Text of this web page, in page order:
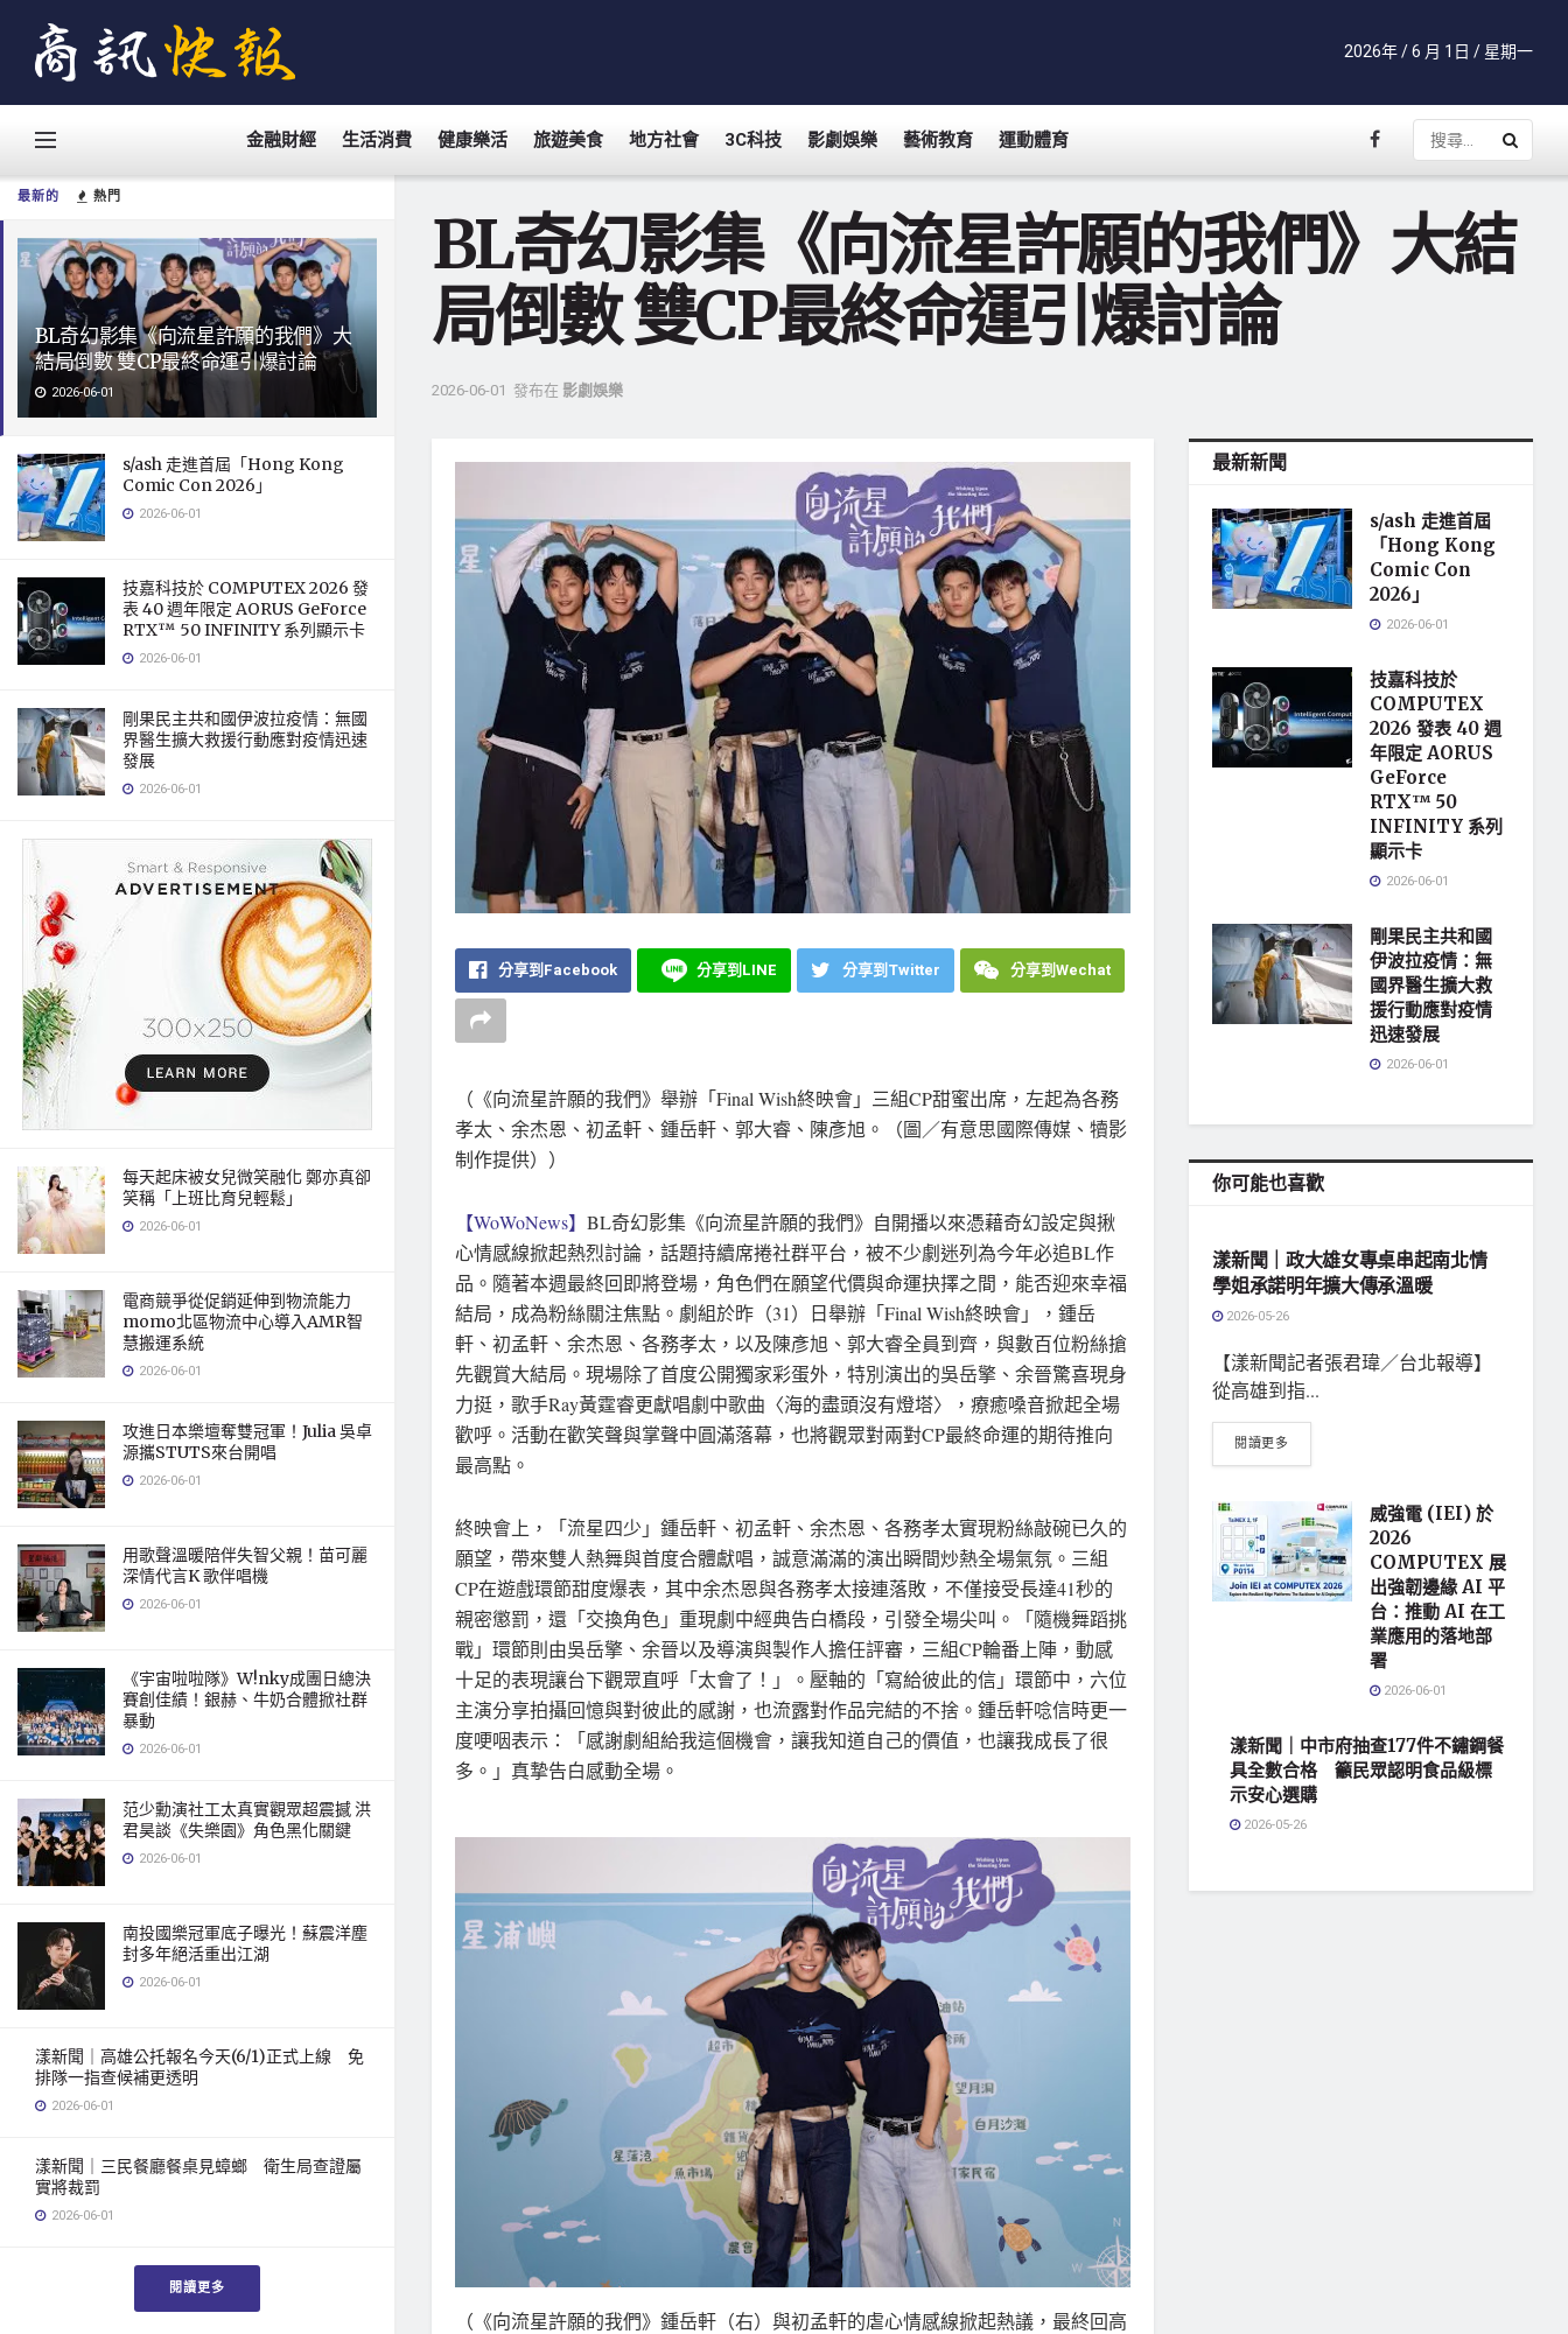
最新的 熱門
BL奇幻影集《向流星許願的我們》大
結局倒數 雙CP最終命運引爆討論
2026-06-01
s/ash 走進首屆「Hong Kong
Comic Con 2026」
2026-06-01
技嘉科技於 COMPUTEX 2026 發
表 40 週年限定 AORUS GeForce
RTX™ 50 INFINITY 系列顯示卡
2026-06-01
剛果民主共和國伊波拉疫情：無國
界醫生擴大救援行動應對疫情迅速
發展
2026-06-01
每天起床被女兒微笑融化 鄭亦真卻
笑稱「上班比育兒輕鬆」
2026-06-01
電商競爭從促銷延伸到物流能力
momo北區物流中心導入AMR智
慧搬運系統
2026-06-01
攻進日本樂壇奪雙冠軍！Julia 吳卓
源攜STUTS來台開唱
2026-06-01
用歌聲溫暖陪伴失智父親！苗可麗
深情代言K 歌伴唱機
2026-06-01
《宇宙啦啦隊》W!nky成團日總決
賽創佳績！銀赫、牛奶合體掀社群
暴動
2026-06-01
范少勳演社工太真實觀眾超震撼 洪
君昊談《失樂園》角色黑化關鍵
2026-06-01
南投國樂冠軍底子曝光！蘇震洋塵
封多年絕活重出江湖
2026-06-01
漾新聞｜高雄公托報名今天(6/1)正式上線 免
排隊一指查候補更透明
2026-06-01
漾新聞｜三民餐廳餐桌見蟑螂 衛生局查證屬
實將裁罰
2026-06-01
閱讀更多
2026年 / 6 月 1日 / 星期一
金融財經 生活消費 健康樂活 旅遊美食 地方社會 3C科技 影劇娛樂 藝術教育 運動體育
BL奇幻影集《向流星許願的我們》大結
局倒數 雙CP最終命運引爆討論
2026-06-01 發布在 影劇娛樂
分享到Facebook 分享到LINE 分享到Twitter 分享到Wechat
（《向流星許願的我們》舉辦「Final Wish終映會」三組CP甜蜜出席，左起為各務
孝太、余杰恩、初孟軒、鍾岳軒、郭大睿、陳彥旭。（圖／有意思國際傳媒、犢影
制作提供））
【WoWoNews】 BL奇幻影集《向流星許願的我們》自開播以來憑藉奇幻設定與揪
心情感線掀起熱烈討論，話題持續席捲社群平台，被不少劇迷列為今年必追BL作
品。隨著本週最終回即將登場，角色們在願望代價與命運抉擇之間，能否迎來幸福
結局，成為粉絲關注焦點。劇組於昨（31）日舉辦「Final Wish終映會」，鍾岳
軒、初孟軒、余杰恩、各務孝太，以及陳彥旭、郭大睿全員到齊，與數百位粉絲搶
先觀賞大結局。現場除了首度公開獨家彩蛋外，特別演出的吳岳擎、余晉驚喜現身
力挺，歌手Ray黃霆睿更獻唱劇中歌曲〈海的盡頭沒有燈塔〉，療癒嗓音掀起全場
歡呼。活動在歡笑聲與掌聲中圓滿落幕，也將觀眾對兩對CP最終命運的期待推向
最高點。
終映會上，「流星四少」鍾岳軒、初孟軒、余杰恩、各務孝太實現粉絲敲碗已久的
願望，帶來雙人熱舞與首度合體獻唱，誠意滿滿的演出瞬間炒熱全場氣氛。三組
CP在遊戲環節甜度爆表，其中余杰恩與各務孝太接連落敗，不僅接受長達41秒的
親密懲罰，還「交換角色」重現劇中經典告白橋段，引發全場尖叫。「隨機舞蹈挑
戰」環節則由吳岳擎、余晉以及導演與製作人擔任評審，三組CP輪番上陣，動感
十足的表現讓台下觀眾直呼「太會了！」。壓軸的「寫給彼此的信」環節中，六位
主演分享拍攝回憶與對彼此的感謝，也流露對作品完結的不捨。鍾岳軒唸信時更一
度哽咽表示：「感謝劇組給我這個機會，讓我知道自己的價值，也讓我成長了很
多。」真摯告白感動全場。
（《向流星許願的我們》鍾岳軒（右）與初孟軒的虐心情感線掀起熱議，最終回高
最新新聞
s/ash 走進首屆
「Hong Kong
Comic Con
2026」
2026-06-01
技嘉科技於
COMPUTEX
2026 發表 40 週
年限定 AORUS
GeForce
RTX™ 50
INFINITY 系列
顯示卡
2026-06-01
剛果民主共和國
伊波拉疫情：無
國界醫生擴大救
援行動應對疫情
迅速發展
2026-06-01
你可能也喜歡
漾新聞｜政大雄女專桌串起南北情
學姐承諾明年擴大傳承溫暖
2026-05-26
【漾新聞記者張君瑋／台北報導】
從高雄到指...
閱讀更多
威強電 (IEI) 於
2026
COMPUTEX 展
出強韌邊緣 AI 平
台：推動 AI 在工
業應用的落地部
署
2026-06-01
漾新聞｜中市府抽查177件不鏽鋼餐
具全數合格 籲民眾認明食品級標
示安心選購
2026-05-26